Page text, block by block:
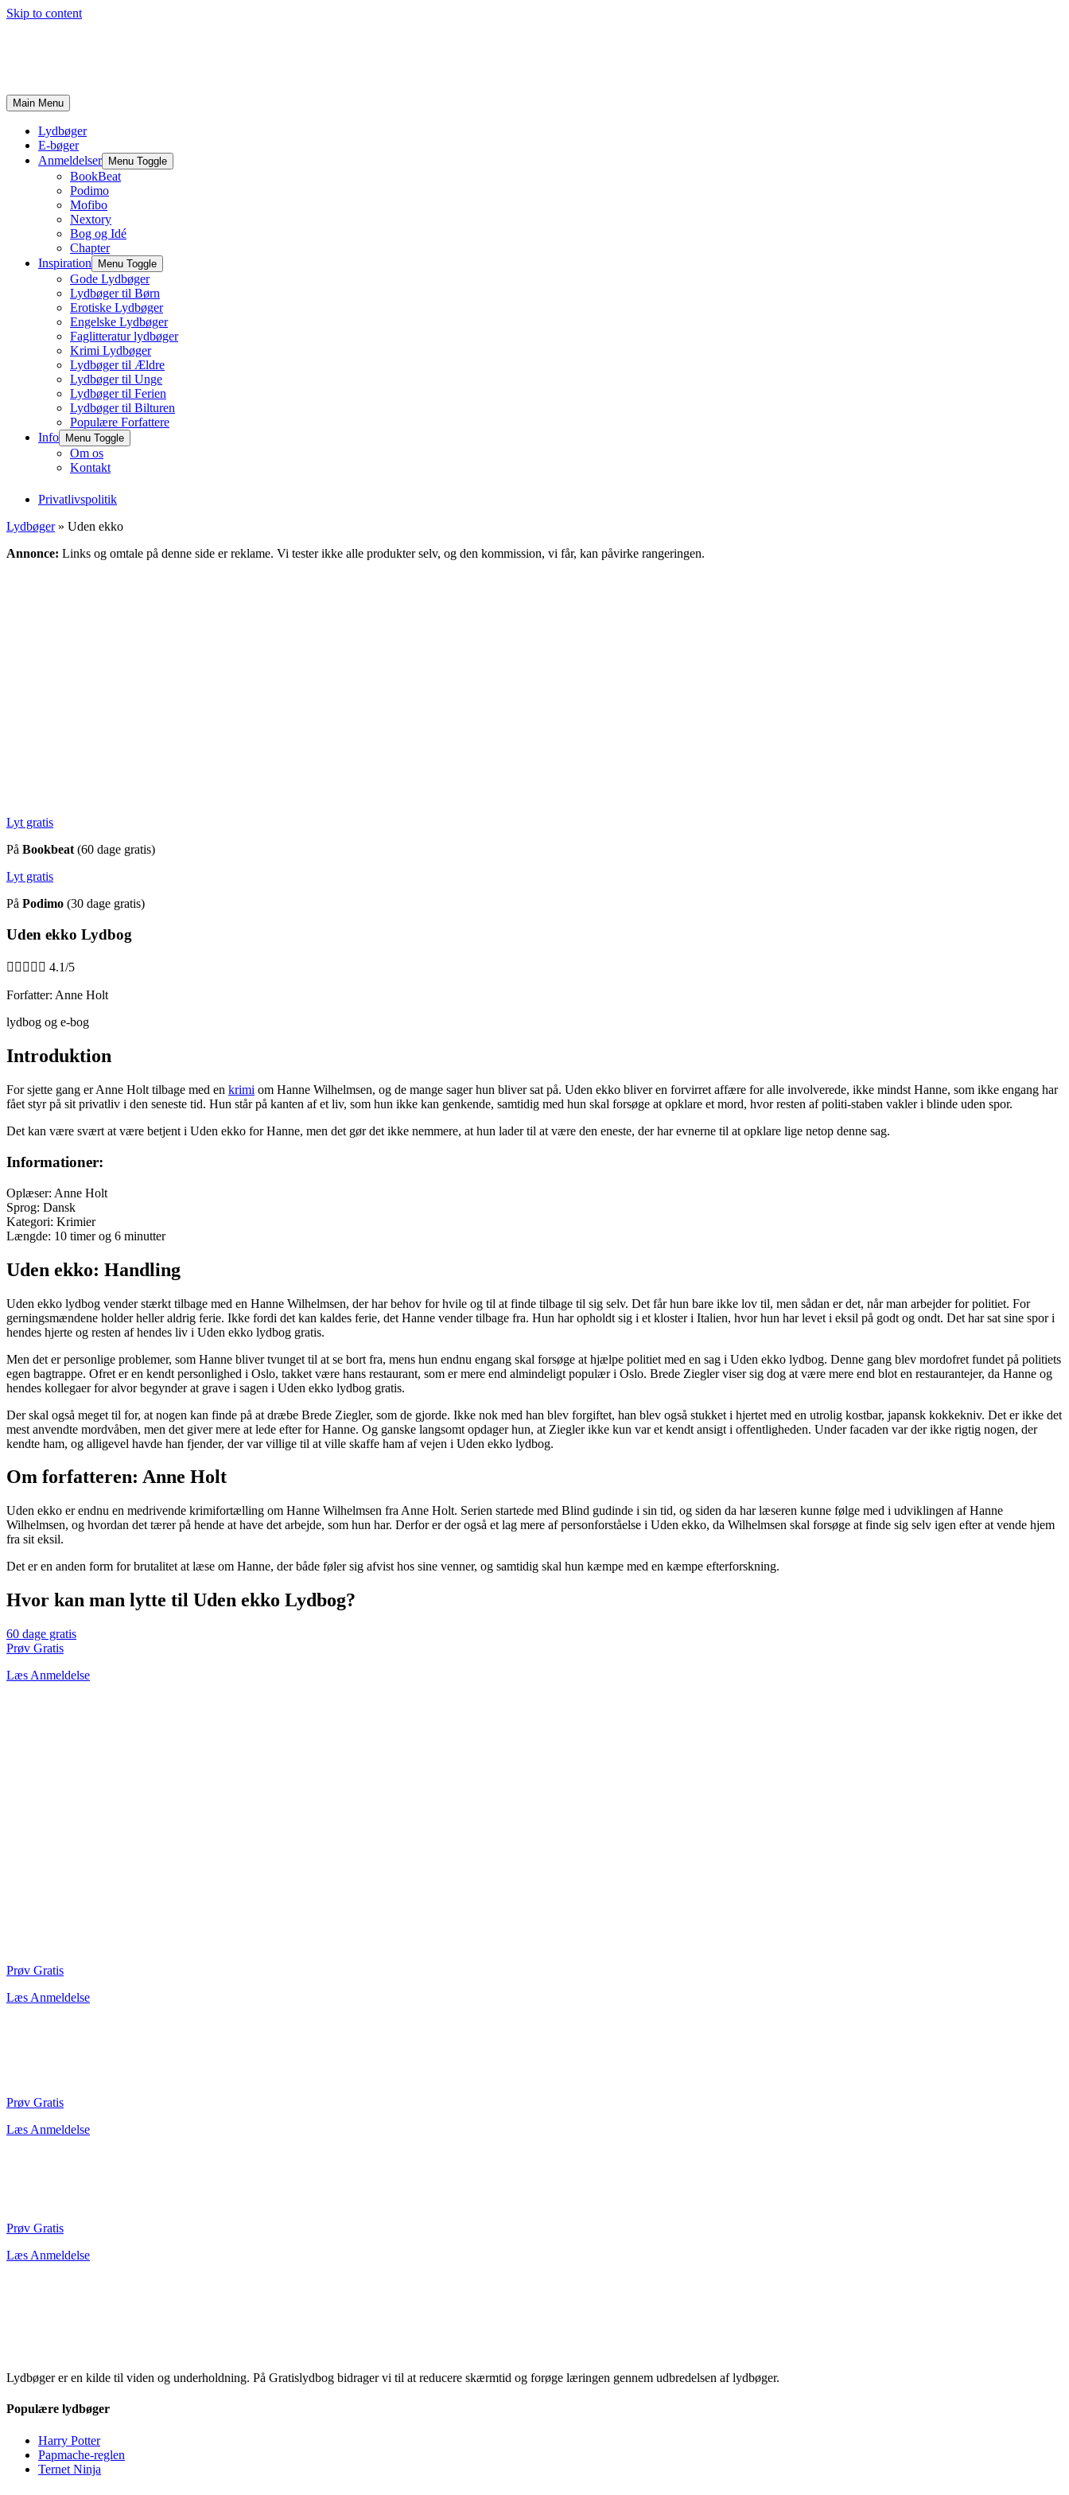
Skip to content
Main Menu
Lydbøger
E-bøger
Anmeldelser
Menu Toggle
BookBeat
Podimo
Mofibo
Nextory
Bog og Idé
Chapter
Inspiration
Menu Toggle
Gode Lydbøger
Lydbøger til Børn
Erotiske Lydbøger
Engelske Lydbøger
Faglitteratur lydbøger
Krimi Lydbøger
Lydbøger til Ældre
Lydbøger til Unge
Lydbøger til Ferien
Lydbøger til Bilturen
Populære Forfattere
Info
Menu Toggle
Om os
Kontakt
Privatlivspolitik
Lydbøger» Uden ekko
Annonce: Links og omtale på denne side er reklame. Vi tester ikke alle produkter selv, og den kommission, vi får, kan påvirke rangeringen.
Lyt gratis
På Bookbeat (60 dage gratis)
Lyt gratis
På Podimo (30 dage gratis)
Uden ekko Lydbog
     4.1/5
Forfatter: Anne Holt
lydbog og e-bog
Introduktion
For sjette gang er Anne Holt tilbage med en krimi om Hanne Wilhelmsen, og de mange sager hun bliver sat på. Uden ekko bliver en forvirret affære for alle involverede, ikke mindst Hanne, som ikke engang har
fået styr på sit privatliv i den seneste tid. Hun står på kanten af et liv, som hun ikke kan genkende, samtidig med hun skal forsøge at opklare et mord, hvor resten af politi-staben vakler i blinde uden spor.
Det kan være svært at være betjent i Uden ekko for Hanne, men det gør det ikke nemmere, at hun lader til at være den eneste, der har evnerne til at opklare lige netop denne sag.
Informationer:
Oplæser: Anne Holt
Sprog: Dansk
Kategori: Krimier
Længde: 10 timer og 6 minutter
Uden ekko: Handling
Uden ekko lydbog vender stærkt tilbage med en Hanne Wilhelmsen, der har behov for hvile og til at finde tilbage til sig selv. Det får hun bare ikke lov til, men sådan er det, når man arbejder for politiet. For
gerningsmændene holder heller aldrig ferie. Ikke fordi det kan kaldes ferie, det Hanne vender tilbage fra. Hun har opholdt sig i et kloster i Italien, hvor hun har levet i eksil på godt og ondt. Det har sat sine spor i
hendes hjerte og resten af hendes liv i Uden ekko lydbog gratis.
Men det er personlige problemer, som Hanne bliver tvunget til at se bort fra, mens hun endnu engang skal forsøge at hjælpe politiet med en sag i Uden ekko lydbog. Denne gang blev mordofret fundet på politiets
egen bagtrappe. Ofret er en kendt personlighed i Oslo, takket være hans restaurant, som er mere end almindeligt populær i Oslo. Brede Ziegler viser sig dog at være mere end blot en restaurantejer, da Hanne og
hendes kollegaer for alvor begynder at grave i sagen i Uden ekko lydbog gratis.
Der skal også meget til for, at nogen kan finde på at dræbe Brede Ziegler, som de gjorde. Ikke nok med han blev forgiftet, han blev også stukket i hjertet med en utrolig kostbar, japansk kokkekniv. Det er ikke det
mest anvendte mordvåben, men det giver mere at lede efter for Hanne. Og ganske langsomt opdager hun, at Ziegler ikke kun var et kendt ansigt i offentligheden. Under facaden var der ikke rigtig nogen, der
kendte ham, og alligevel havde han fjender, der var villige til at ville skaffe ham af vejen i Uden ekko lydbog.
Om forfatteren: Anne Holt
Uden ekko er endnu en medrivende krimifortælling om Hanne Wilhelmsen fra Anne Holt. Serien startede med Blind gudinde i sin tid, og siden da har læseren kunne følge med i udviklingen af Hanne
Wilhelmsen, og hvordan det tærer på hende at have det arbejde, som hun har. Derfor er der også et lag mere af personforståelse i Uden ekko, da Wilhelmsen skal forsøge at finde sig selv igen efter at vende hjem
fra sit eksil.
Det er en anden form for brutalitet at læse om Hanne, der både føler sig afvist hos sine venner, og samtidig skal hun kæmpe med en kæmpe efterforskning.
Hvor kan man lytte til Uden ekko Lydbog?
60 dage gratis
Prøv Gratis
Læs Anmeldelse
Prøv Gratis
Læs Anmeldelse
Prøv Gratis
Læs Anmeldelse
Prøv Gratis
Læs Anmeldelse
Lydbøger er en kilde til viden og underholdning. På Gratislydbog bidrager vi til at reducere skærmtid og forøge læringen gennem udbredelsen af lydbøger.
Populære lydbøger
Harry Potter
Papmache-reglen
Ternet Ninja